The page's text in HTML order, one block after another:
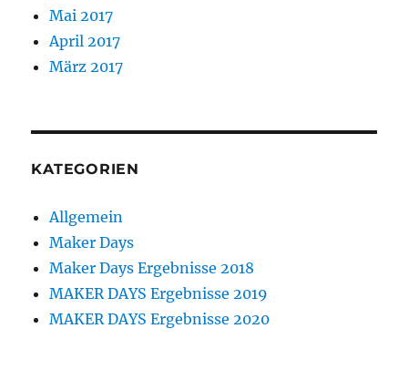
Mai 2017
April 2017
März 2017
KATEGORIEN
Allgemein
Maker Days
Maker Days Ergebnisse 2018
MAKER DAYS Ergebnisse 2019
MAKER DAYS Ergebnisse 2020